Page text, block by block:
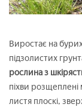
Виростає на
підзолистих
рослина з
піхви
листя плоскі,